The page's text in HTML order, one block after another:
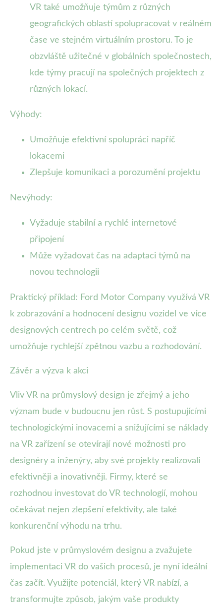
VR také umožňuje týmům z různých
geografických oblastí spolupracovat v reálném
čase ve stejném virtuálním prostoru. To je
obzvláště užitečné v globálních společnostech,
kde týmy pracují na společných projektech z
různých lokací.
Výhody:
Umožňuje efektivní spolupráci napříč
lokacemi
Zlepšuje komunikaci a porozumění projektu
Nevýhody:
Vyžaduje stabilní a rychlé internetové
připojení
Může vyžadovat čas na adaptaci týmů na
novou technologii
Praktický příklad: Ford Motor Company využívá VR
k zobrazování a hodnocení designu vozidel ve více
designových centrech po celém světě, což
umožňuje rychlejší zpětnou vazbu a rozhodování.
Závěr a výzva k akci
Vliv VR na průmyslový design je zřejmý a jeho
význam bude v budoucnu jen růst. S postupujícími
technologickými inovacemi a snižujícími se náklady
na VR zařízení se otevírají nové možnosti pro
designéry a inženýry, aby své projekty realizovali
efektivněji a inovativněji. Firmy, které se
rozhodnou investovat do VR technologií, mohou
očekávat nejen zlepšení efektivity, ale také
konkurenční výhodu na trhu.
Pokud jste v průmyslovém designu a zvažujete
implementaci VR do vašich procesů, je nyní ideální
čas začít. Využijte potenciál, který VR nabízí, a
transformujte způsob, jakým vaše produkty